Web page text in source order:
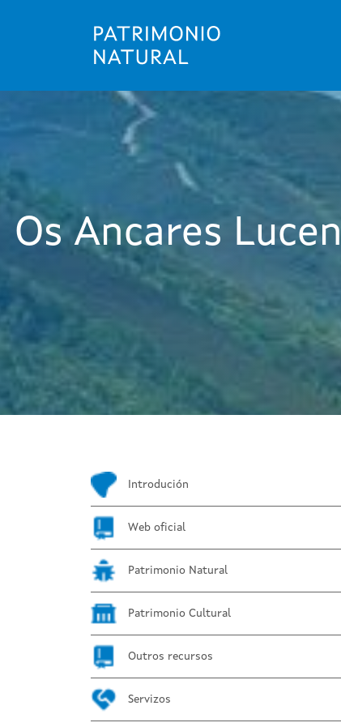
Os Ancares
Introdución
Web oficial
Patrimonio Natural
Patrimonio Cultural
Outros recursos
Servizos